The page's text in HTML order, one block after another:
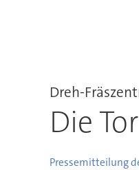
Dreh-
Die
Pressemitteilung